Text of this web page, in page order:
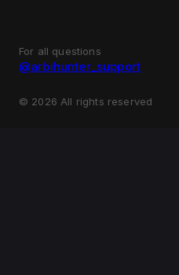
For all questions
@arbihunter_support
© 2026 All rights reserved